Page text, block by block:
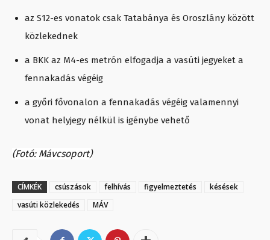
az S12-es vonatok csak Tatabánya és Oroszlány között
közlekednek
a BKK az M4-es metrón elfogadja a vasúti jegyeket a
fennakadás végéig
a győri fővonalon a fennakadás végéig valamennyi
vonat helyjegy nélkül is igénybe vehető
(Fotó: Mávcsoport)
CÍMKÉK csúszások felhívás figyelmeztetés
késések
vasúti közlekedés
MÁV